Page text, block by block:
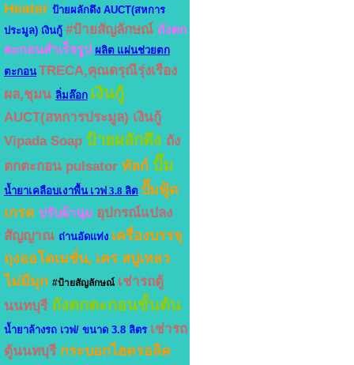
Heater ป้ายผลักดึง AUCT(สหการ
ประมูล) เงินกู้ #ป้ายสัญลักษณ์ ถังตก
ตะกอนสำเร็จรูป ผลิต แผ่นช่วยตก
ตะกอน TRECA,คุณดรุณีรุ่งเรือง
ผล,ชุมน ลิ่มล๊อก เงินกู้
AUCT(สหการประมูล) เงินกู้
Vipada Soap ป้ายผลักดึง ถัง
ตกตะกอน pulsator ทัลก์ ปั๊ม
น้ำยาเคลือบเงาพื้น เวฟ 3.8 ลิต ปั๊มฟู้ด
เกรด ปรับผ้านุ่ม อุปกรณ์แปลง
สัญญาณ ถ่านอัดแท่ง เครื่องบรรจุ
ถุงออโตเมชั่น, เคร สบู่เหลว
ไม่มีมุก #ป้ายสัญลักษณ์ เช่ารถตู้
นนทบุรี ถังตกตะกอนขั้นต้น
น้ำยาล้างรถ เวฟ/ ขนาด 3.8 ลิตร เช่ารถ
ตู้นนทบุรี กระบอกไฮดรอลิค